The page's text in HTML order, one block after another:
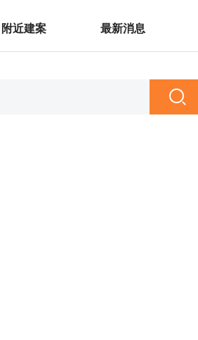
附近建案 最新消息